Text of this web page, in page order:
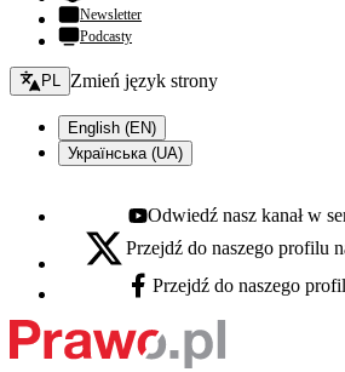
Newsletter
Podcasty
Zmień język - bieżący:
PL Zmień język strony
English (EN)
Українська (UA)
Youtube - otwiera się w nowej karcie
Odwiedź nasz kanał w
X - otwiera się w nowej karcie
Przejdź do naszego profilu
Facebook - otwiera się w nowej karcie
Przejdź do naszego